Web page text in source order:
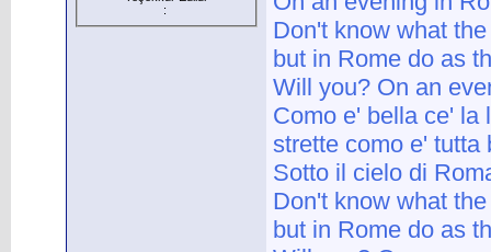
:
Don't know what
but in Rome do as
Will you? On an
Como e' bella ce' la
strette como e' tutta
Sotto il cielo di
Don't know what
but in Rome do as